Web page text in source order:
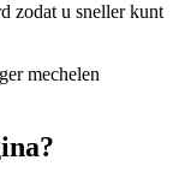
zodat u sneller kunt
mechelen